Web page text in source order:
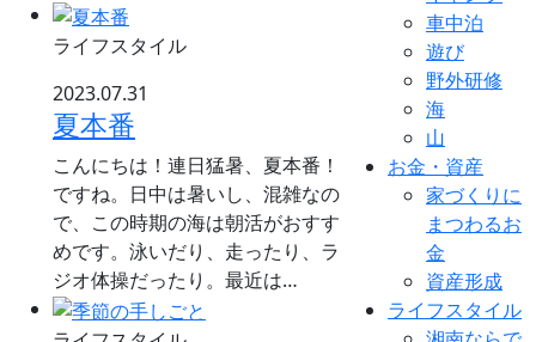
ライフスタイル
2023.07.31
夏本番
こんにちは！連日猛暑、夏本番！
ですね。日中は暑いし、混雑なの
で、この時期の海は朝活がおすす
めです。泳いだり、走ったり、ラ
ジオ体操だったり。最近は…
車中泊
遊び
野外研修
海
山
お金・資産
家づくりに
まつわるお
金
資産形成
ライフスタイル